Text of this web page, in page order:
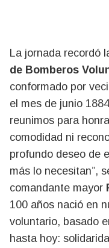
La jornada recordó
de Bomberos
conformado por
el mes de junio
reunimos para
comodidad ni
profundo deseo de
más lo necesitan”,
comandante mayor
100 años nació en
voluntario, basado
hasta hoy: